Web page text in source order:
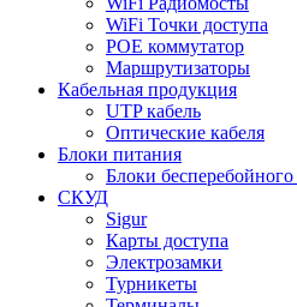
WiFi Точки доступа
POE коммутатор
Маршрутизаторы
Кабельная продукция
UTP кабель
Оптические кабеля
Блоки питания
Блоки
СКУД
Sigur
Карты доступа
Электрозамки
Турникеты